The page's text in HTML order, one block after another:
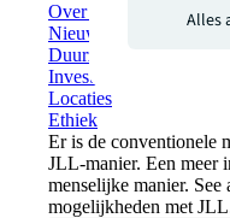
Over JLL
Nieuws & Pers
Duurzaamheid bij JLL
Investor relations
Locaties
Ethiek
Er is de conventionele
JLL-manier. Een meer
menselijke manier.
mogelijkheden met
Alles